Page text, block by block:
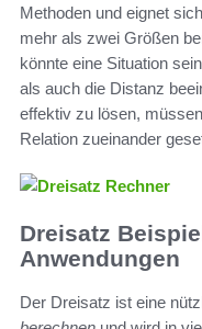
Methoden und eignet
mehr als zwei Größen
könnte eine Situation
als auch die Distanz
effektiv zu lösen,
Relation zueinander
Dreisatz
Anwendungen
Der Dreisatz ist eine